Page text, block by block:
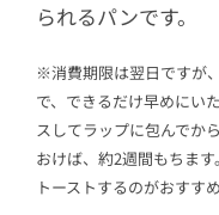
られるパンです。
※消費期限は翌日ですが
で、できるだけ早めにい
スしてラップに包んでか
おけば、約2週間もちま
トーストするのがおすすめ